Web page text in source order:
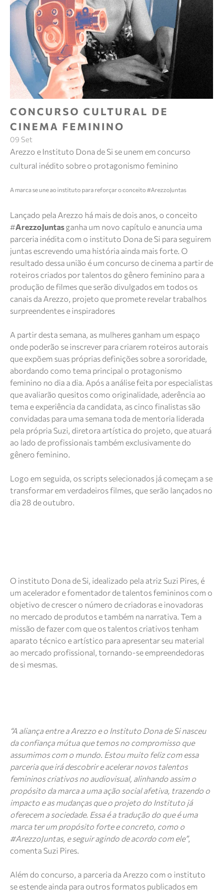
CONCURSO CULTURAL DE
CINEMA FEMININO
09 Set
Arezzo e Instituto Dona de Si se unem em concurso
cultural inédito sobre o protagonismo feminino
A marca se une ao instituto para reforçar o conceito #ArezzoJuntas
Lançado pela Arezzo há mais de dois anos, o conceito
#ArezzoJuntas ganha um novo capítulo e anuncia uma
parceria inédita com o instituto Dona de Si para seguirem
juntas escrevendo uma história ainda mais forte. O
resultado dessa união é um concurso de cinema a partir de
roteiros criados por talentos do gênero feminino para a
produção de filmes que serão divulgados em todos os
canais da Arezzo, projeto que promete revelar trabalhos
surpreendentes e inspiradores
A partir desta semana, as mulheres ganham um espaço
onde poderão se inscrever para criarem roteiros autorais
que expõem suas próprias definições sobre a sororidade,
abordando como tema principal o protagonismo
feminino no dia a dia. Após a análise feita por especialistas
que avaliarão quesitos como originalidade, aderência ao
tema e experiência da candidata, as cinco finalistas são
convidadas para uma semana toda de mentoria liderada
pela própria Suzi, diretora artística do projeto, que atuará
ao lado de profissionais também exclusivamente do
gênero feminino.
Logo em seguida, os scripts selecionados já começam a se
transformar em verdadeiros filmes, que serão lançados no
dia 28 de outubro.
O instituto Dona de Si, idealizado pela atriz Suzi Pires, é
um acelerador e fomentador de talentos femininos com o
objetivo de crescer o número de criadoras e inovadoras
no mercado de produtos e também na narrativa. Tem a
missão de fazer com que os talentos criativos tenham
aparato técnico e artístico para apresentar seu material
ao mercado profissional, tornando-se empreendedoras
de si mesmas.
“A aliança entre a Arezzo e o Instituto Dona de Si nasceu
da confiança mútua que temos no compromisso que
assumimos com o mundo. Estou muito feliz com essa
parceria que irá descobrir e acelerar novos talentos
femininos criativos no audiovisual, alinhando assim o
propósito da marca a uma ação social afetiva, trazendo o
impacto e as mudanças que o projeto do Instituto já
oferecem a sociedade. Essa é a tradução do que é uma
marca ter um propósito forte e concreto, como o
#ArezzoJuntas, e seguir agindo de acordo com ele”,
comenta Suzi Pires.
Além do concurso, a parceria da Arezzo com o instituto
se estende ainda para outros formatos publicados em